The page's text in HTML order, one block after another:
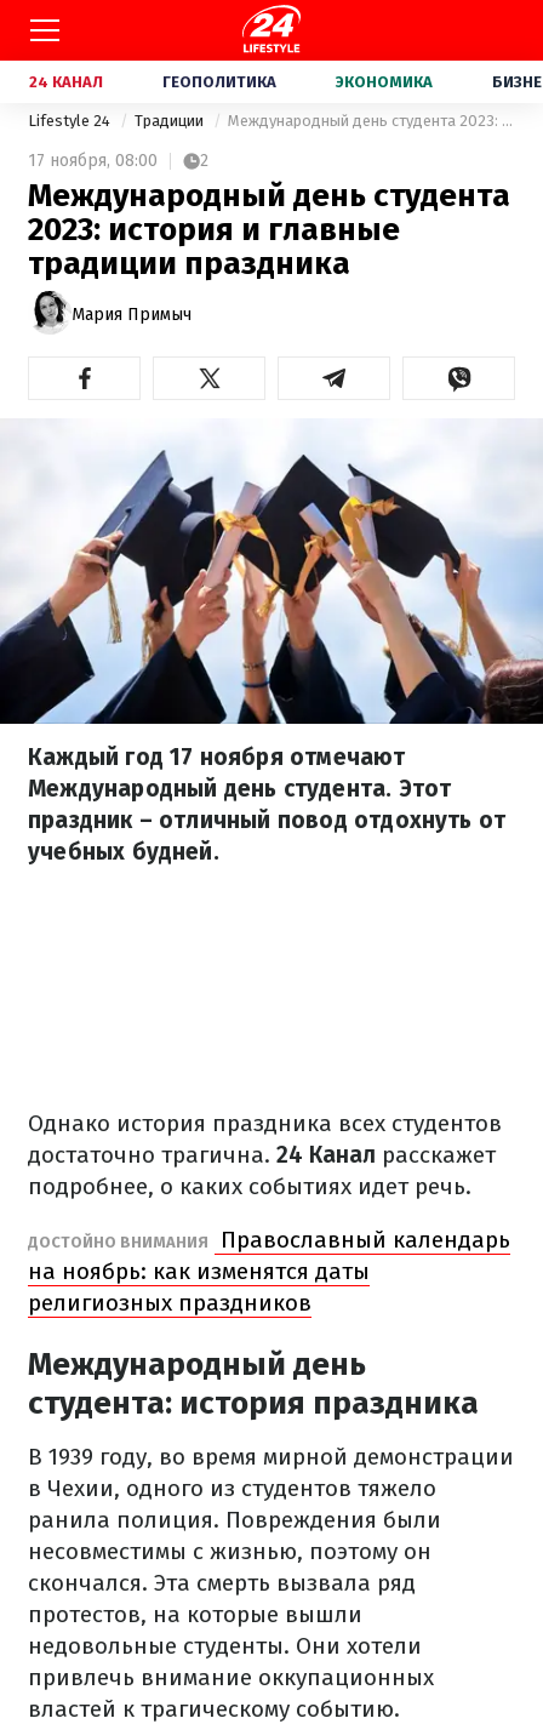
24 КАНАЛ ГЕОПОЛИТИКА ЭКОНОМИКА
Lifestyle 24 Традиции Международный день студента 2023: история и главные традиции праздника
17 ноября, 08:00 2
Международный день студента
2023: история и главные
традиции праздника
Мария Примыч
Каждый год 17 ноября отмечают
Международный день студента. Этот
праздник – отличный повод отдохнуть от
учебных будней.
Однако история праздника всех студентов
достаточно трагична. 24 Канал расскажет
подробнее, о каких событиях идет речь.
ДОСТОЙНО ВНИМАНИЯ
Православный календарь
на ноябрь: как изменятся даты
религиозных праздников
Международный день
студента: история праздника
В 1939 году, во время мирной демонстрации
в Чехии, одного из студентов тяжело
ранила полиция. Повреждения были
несовместимы с жизнью, поэтому он
скончался. Эта смерть вызвала ряд
протестов, на которые вышли
недовольные студенты. Они хотели
привлечь внимание оккупационных
властей к трагическому событию.